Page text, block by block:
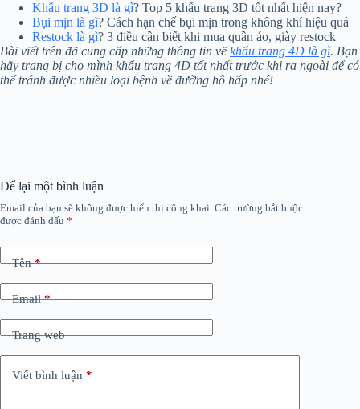
Khẩu trang 3D là gì? Top 5 khẩu trang 3D tốt nhất hiện nay?
Bụi mịn là gì? Cách hạn chế bụi mịn trong không khí hiệu quả
Restock là gì? 3 điều cần biết khi mua quần áo, giày restock
Bài viết trên đã cung cấp những thông tin về khẩu trang 4D là gì. Bạn
hãy trang bị cho mình khẩu trang 4D tốt nhất trước khi ra ngoài để có
thể tránh được nhiều loại bệnh về đường hô hấp nhé!
Để lại một bình luận
Email của bạn sẽ không được hiển thị công khai. Các trường bắt buộc
được đánh dấu *
Tên*
Email*
Trang web
Viết bình luận *